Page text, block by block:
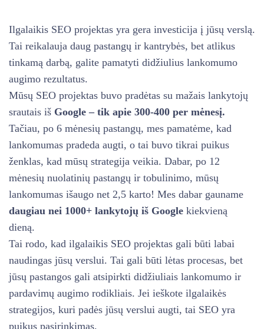
Ilgalaikis SEO projektas yra gera investicija į jūsų verslą.
Tai reikalauja daug pastangų ir kantrybės, bet atlikus
tinkamą darbą, galite pamatyti didžiulius lankomumo
augimo rezultatus.
Mūsų SEO projektas buvo pradėtas su mažais lankytojų
srautais iš Google – tik apie 300-400 per mėnesį.
Tačiau, po 6 mėnesių pastangų, mes pamatėme, kad
lankomumas pradeda augti, o tai buvo tikrai puikus
ženklas, kad mūsų strategija veikia. Dabar, po 12
mėnesių nuolatinių pastangų ir tobulinimo, mūsų
lankomumas išaugo net 2,5 karto! Mes dabar gauname
daugiau nei 1000+ lankytojų iš Google kiekvieną
dieną.
Tai rodo, kad ilgalaikis SEO projektas gali būti labai
naudingas jūsų verslui. Tai gali būti lėtas procesas, bet
jūsų pastangos gali atsipirkti didžiuliais lankomumo ir
pardavimų augimo rodikliais. Jei ieškote ilgalaikės
strategijos, kuri padės jūsų verslui augti, tai SEO yra
puikus pasirinkimas.